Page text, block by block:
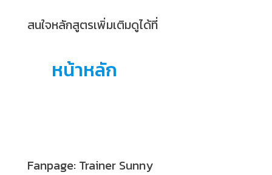
สนใจหลักสูตรเพิ่มเติมดูได้ที่
หน้าหลัก
Fanpage: Trainer Sunny